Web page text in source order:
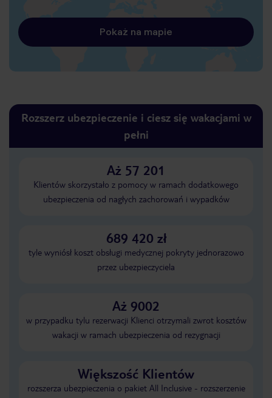
Pokaż na mapie
Rozszerz ubezpieczenie i ciesz się wakacjami w
pełni
Aż 57 201
Klientów skorzystało z pomocy w ramach dodatkowego
ubezpieczenia od nagłych zachorowań i wypadków
689 420 zł
tyle wyniósł koszt obsługi medycznej pokryty jednorazowo
przez ubezpieczyciela
Aż 9002
w przypadku tylu rezerwacji Klienci otrzymali zwrot kosztów
wakacji w ramach ubezpieczenia od rezygnacji
Większość Klientów
rozszerza ubezpieczenia o pakiet All Inclusive - rozszerzenie